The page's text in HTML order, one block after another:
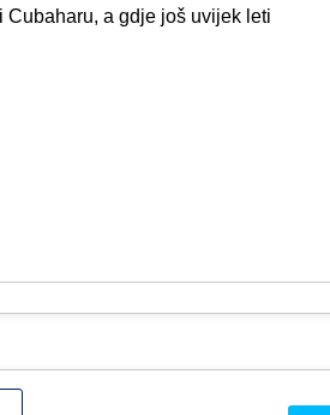
a gdje još uvijek leti
Ime